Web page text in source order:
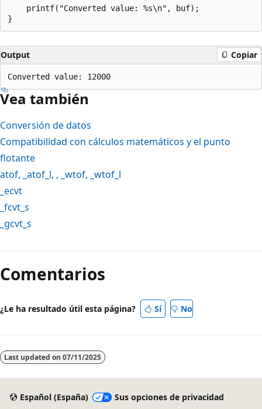
    printf("Converted value: %s\n", buf);
Output Copiar
Vea también
Conversión de datos
Compatibilidad con cálculos matemáticos y el punto
flotante
atof, _atof_l, , _wtof, _wtof_l
_ecvt
_fcvt_s
_gcvt_s
Comentarios
¿Le ha resultado útil esta página? Sí No
Last updated on 07/11/2025
Español (España)
Sus opciones de privacidad